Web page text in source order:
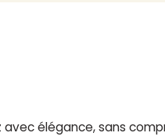
avec élégance, sans